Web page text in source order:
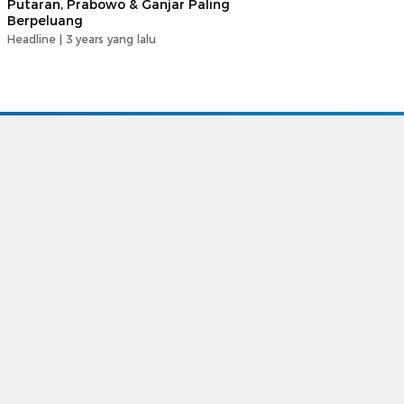
Putaran, Prabowo & Ganjar Paling
Berpeluang
Headline | 3 years yang lalu